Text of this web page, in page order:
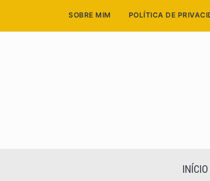
SOBRE MIM POLÍTICA DE
INÍCIO